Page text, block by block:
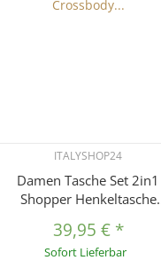
ITALYSHOP24
Damen Tasche Set 2in1
Shopper Henkeltasche
Hobo Bag Schultertasche
Cross Over
39,95 € *
Sofort Lieferbar